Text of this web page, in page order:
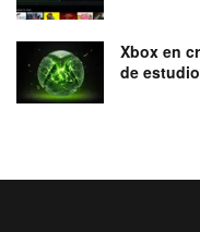
Xbox en
de